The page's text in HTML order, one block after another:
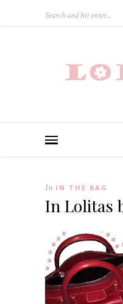
In IN THE BAG
In Lolitas